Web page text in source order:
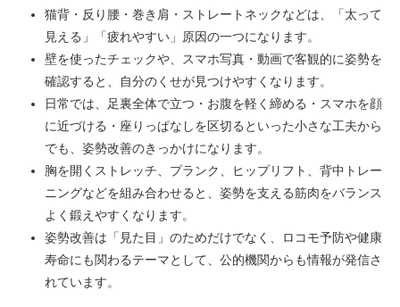
猫背・反り腰・巻き肩・ストレートネックなどは、「太って
見える」「疲れやすい」原因の一つになります。
壁を使ったチェックや、スマホ写真・動画で客観的に姿勢を
確認すると、自分のくせが見つけやすくなります。
日常では、足裏全体で立つ・お腹を軽く締める・スマホを顔
に近づける・座りっぱなしを区切るといった小さな工夫から
でも、姿勢改善のきっかけになります。
胸を開くストレッチ、プランク、ヒップリフト、背中トレー
ニングなどを組み合わせると、姿勢を支える筋肉をバランス
よく鍛えやすくなります。
姿勢改善は「見た目」のためだけでなく、ロコモ予防や健康
寿命にも関わるテーマとして、公的機関からも情報が発信さ
れています。